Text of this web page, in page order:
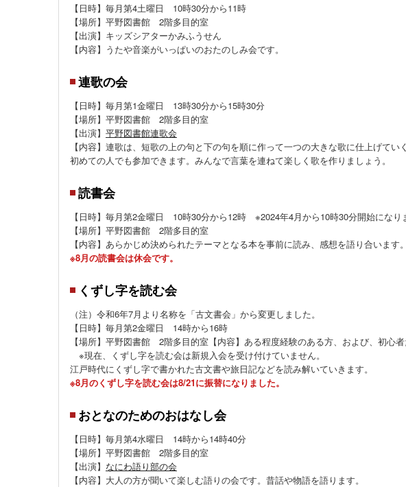
【日時】毎月第4土曜日 10時30分から11時
【場所】平野図書館 2階多目的室
【出演】キッズシアターかみふうせん
【内容】うたや音楽がいっぱいのおたのしみ会です。
連歌の会
【日時】毎月第1金曜日 13時30分から15時30分
【場所】平野図書館 2階多目的室
【出演】 平野図書館連歌会
【内容】連歌は、短歌の上の句と下の句を順に作って一つの大きな歌に仕上げてい
初めての人でも参加できます。みんなで言葉を連ねて楽しく歌を作りましょう。
読書会
【日時】毎月第2金曜日 10時30分から12時 ※2024年4月から10時30分開始になり
【場所】平野図書館 2階多目的室
【内容】あらかじめ決められたテーマとなる本を事前に読み、感想を語り合います。
※8月の読書会は休会です。
くずし字を読む会
（注）令和6年7月より名称を「古文書会」から変更しました。
【日時】毎月第2金曜日 14時から16時
【場所】平野図書館 2階多目的室【内容】ある程度経験のある方、および、初心
※現在、くずし字を読む会は新規入会を受け付けていません。
江戸時代にくずし字で書かれた古文書や旅日記などを読み解いていきます。
※8月のくずし字を読む会は8/21に振替になりました。
おとなのためのおはなし会
【日時】毎月第4水曜日 14時から14時40分
【場所】平野図書館 2階多目的室
【出演】 なにわ語り部の会
【内容】大人の方が聞いて楽しむ語りの会です。昔話や物語を語ります。